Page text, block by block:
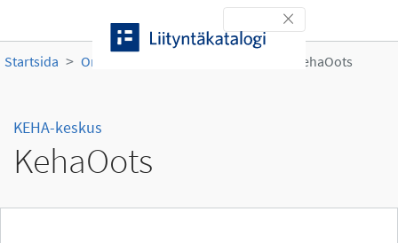
Toggle navigation
Startsida Organisationer KehaOots
KEHA-keskus
KehaOots